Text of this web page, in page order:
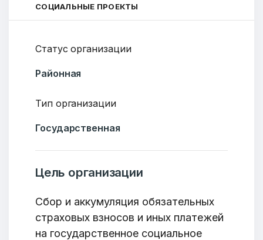
СОЦИАЛЬНЫЕ ПРОЕКТЫ
Статус организации
Районная
Тип организации
Государственная
Цель организации
Cбор и аккумуляция обязательных
страховых взносов и иных платежей
на государственное социальное